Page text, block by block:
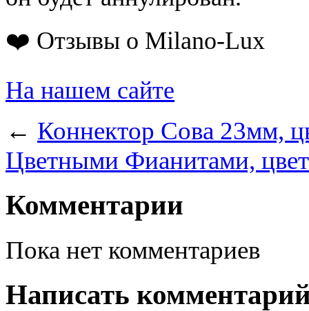
❤️ Отзывы о Milano-Lux
На нашем сайте
← Коннектор Сова 23мм,
Цветными Фианитами,
Комментарии
Пока нет комментариев
Написать